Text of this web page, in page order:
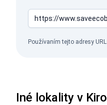
Používaním tejto adresy
Iné lokality v